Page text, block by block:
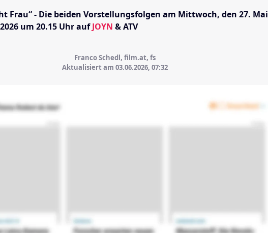
Frau“ - Die beiden Vorstellungsfolgen am Mittwoch, den 27. Mai
um 20.15 Uhr aufJOYN & ATV
Franco Schedl, film.at, fs
Aktualisiert am 03.06.2026, 07:32